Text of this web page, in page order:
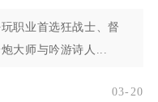
职业首选狂战士、督
大师与吟游诗人...
03-20